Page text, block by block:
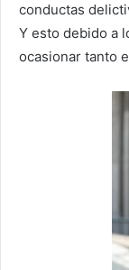
conductas
Y esto debido a
ocasionar tanto